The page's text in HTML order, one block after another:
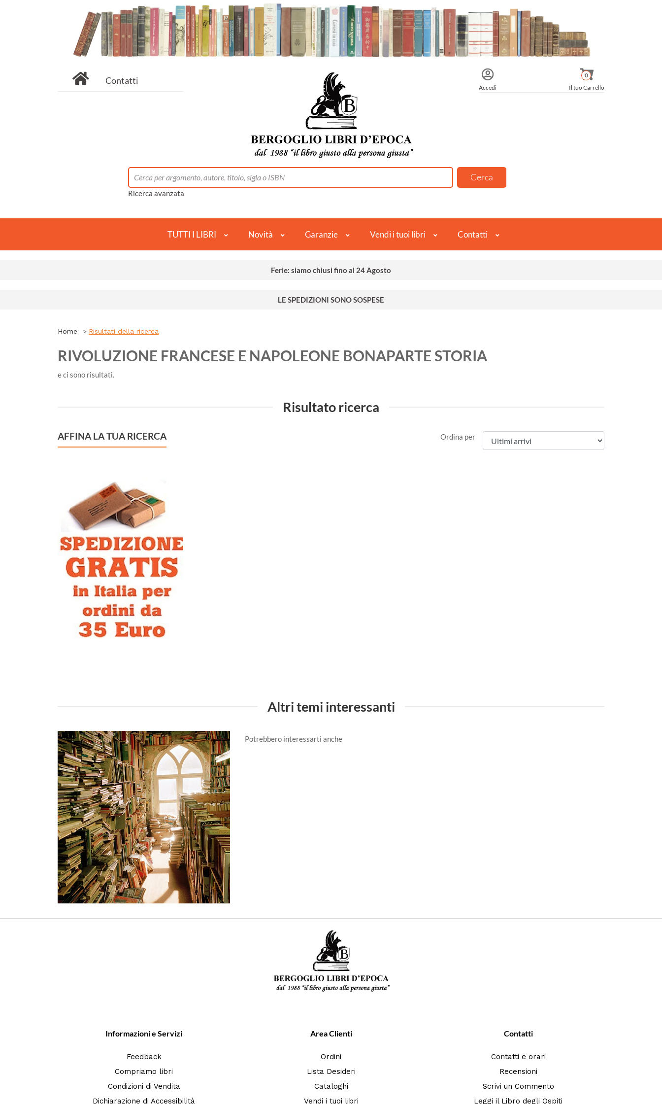
Contatti
Accedi Il tuo Carrello
0
Ricerca avanzata
TUTTI I LIBRI Novità Garanzie Vendi i tuoi libri Contatti
Ferie: siamo chiusi fino al 24 Agosto
LE SPEDIZIONI SONO SOSPESE
Home Risultati della ricerca
RIVOLUZIONE FRANCESE E NAPOLEONE BONAPARTE STORIA
e ci sono risultati.
Risultato ricerca
AFFINA LA TUA RICERCA Ordina per
Altri temi interessanti
Potrebbero interessarti anche
Informazioni e Servizi
Feedback
Compriamo libri
Condizioni di Vendita
Dichiarazione di Accessibilità
Area Clienti
Ordini
Lista Desideri
Cataloghi
Vendi i tuoi libri
Contatti
Contatti e orari
Recensioni
Scrivi un Commento
Leggi il Libro degli Ospiti